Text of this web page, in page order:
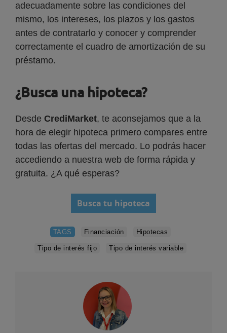
adecuadamente sobre las condiciones del
mismo, los intereses, los plazos y los gastos
antes de contratarlo y conocer y comprender
correctamente el cuadro de amortización de su
préstamo.
¿Busca una hipoteca?
Desde CrediMarket, te aconsejamos que a la
hora de elegir hipoteca primero compares entre
todas las ofertas del mercado. Lo podrás hacer
accediendo a nuestra web de forma rápida y
gratuita. ¿A qué esperas?
Busca tu hipoteca
TAGS Financiación Hipotecas
Tipo de interés fijo Tipo de interés variable